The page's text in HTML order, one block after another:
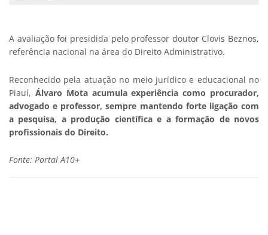
A avaliação foi presidida pelo professor doutor Clovis Beznos,
referência nacional na área do Direito Administrativo.
Reconhecido pela atuação no meio jurídico e educacional no
Piauí, Álvaro Mota acumula experiência como procurador,
advogado e professor, sempre mantendo forte ligação com
a pesquisa, a produção científica e a formação de novos
profissionais do Direito.
Fonte: Portal A10+